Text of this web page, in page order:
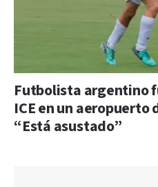
Futbolista argentino
ICE en un aeropuerto
“Está asustado”